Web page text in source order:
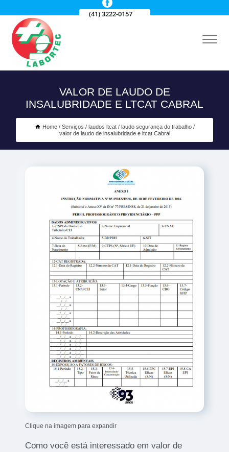
(41) 3222-0157
VALOR DE LAUDO DE
INSALUBRIDADE E LTCAT CABRAL
Home Serviços laudos ltcat
laudo segurança do trabalho
valor de laudo de insalubridade e ltcat Cabral
Clique na imagem para expandir
Como você está interessado em valor de